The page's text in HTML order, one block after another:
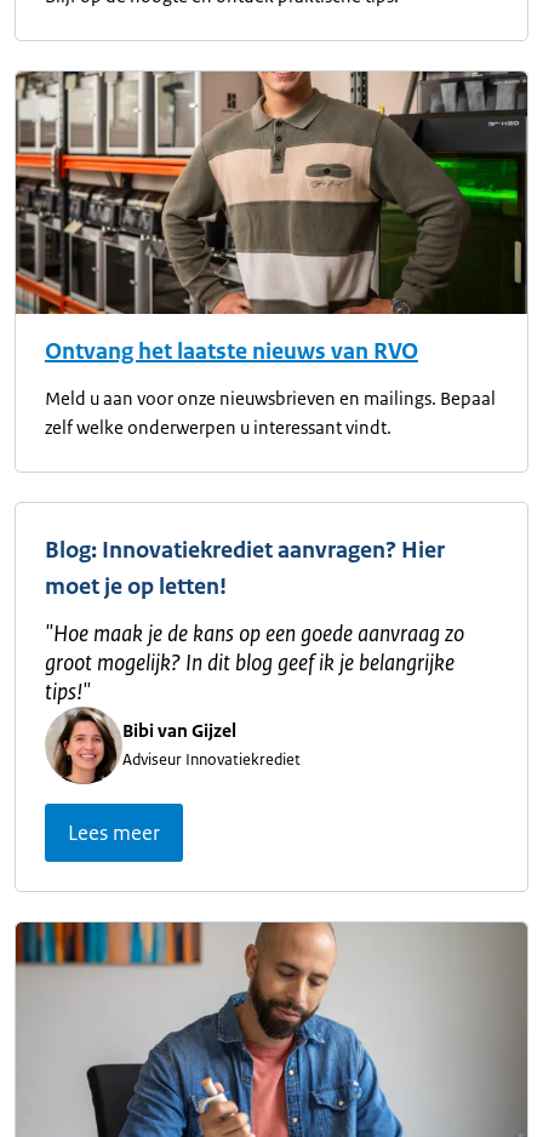
Ontvang het laatste nieuws van RVO
Meld u aan voor onze nieuwsbrieven en mailings. Bepaal
zelf welke onderwerpen u interessant vindt.
Blog: Innovatiekrediet aanvragen? Hier
moet je op letten!
"Hoe maak je de kans op een goede aanvraag zo
groot mogelijk? In dit blog geef ik je belangrijke
tips!"
Bibi van Gijzel
Adviseur Innovatiekrediet
Lees meer